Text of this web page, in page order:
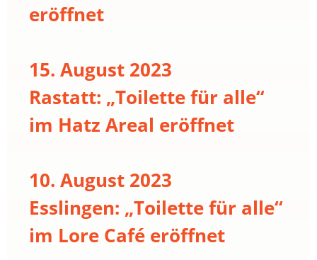
eröffnet
15. August 2023
Rastatt: „Toilette für alle“
im Hatz Areal eröffnet
10. August 2023
Esslingen: „Toilette für alle“
im Lore Café eröffnet